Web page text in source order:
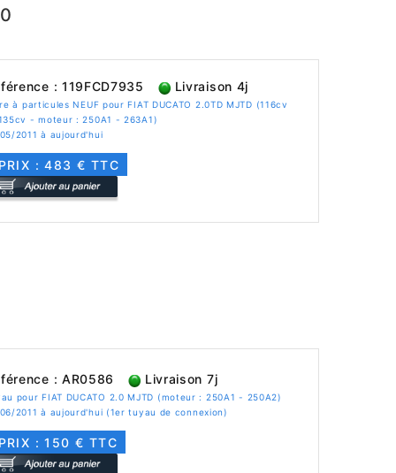
: 119FCD7935 Livraison 4j
à particules NEUF pour FIAT DUCATO 2.0TD MJTD (116cv
- moteur : 250A1 - 263A1)
2011 à aujourd'hui
: 483 € TTC
: AR0586 Livraison 7j
pour FIAT DUCATO 2.0 MJTD (moteur : 250A1 - 250A2)
2011 à aujourd'hui (1er tuyau de connexion)
: 150 € TTC